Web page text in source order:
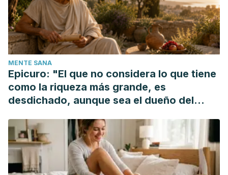
MENTE SANA
Epicuro: "El que no considera lo que tiene
como la riqueza más grande, es
desdichado, aunque sea el dueño del